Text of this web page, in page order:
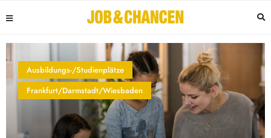
Ausbildungs-/Studienplätze
Frankfurt/Darmstadt/Wiesbaden